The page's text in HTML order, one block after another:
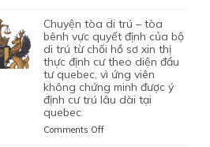
DI
TRÚ
THAY
VÌ
NGHI
NGỜ
NHƯ
NHÂN
VIÊN
TRÚ
QUÁ
HẠN
TẠI
CANADA,
VÌ
NGHIỆP
START-
UP
VISA,
CỦA
ỨNG
NGƯỜI
DI
TRÚ
TỪ
CHỐI
HỒ
SƠ
XIN
HẠN
TÒA
DI
TRÚ
–
TÒA
KHÔNG
CAN
QUYẾT
chuyện tòa di trú – tòa
bênh vực quyết định của bộ
di trú từ chối hồ sơ xin thị
thực định cư theo diện đầu
tư quebec, vì ứng viên
không chứng minh được ý
định cư trú lâu dài tại
quebec
Comments Offon